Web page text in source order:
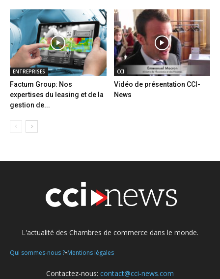
ENTREPRISES
Factum Group: Nos
expertises du leasing et de la
gestion de...
CCI
Vidéo de présentation CCI-
News
L'actualité des Chambres de commerce dans le monde.
Qui sommes-nous ?•Mentions légales
Contactez-nous: contact@cci-news.com